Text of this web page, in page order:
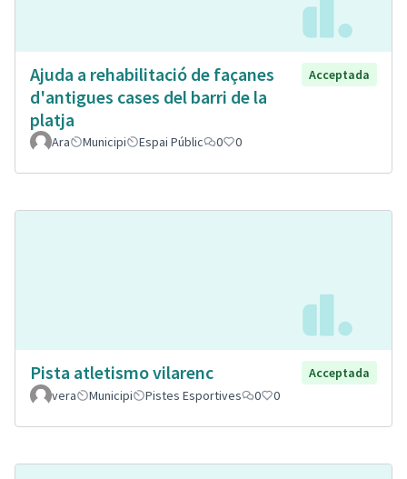
Ajuda a rehabilitació de façanes
d'antigues cases del barri de la
platja
Acceptada
Ara Municipi Espai Públic 0 0
Pista atletismo vilarenc
Acceptada
vera
Municipi Pistes Esportives 0 0